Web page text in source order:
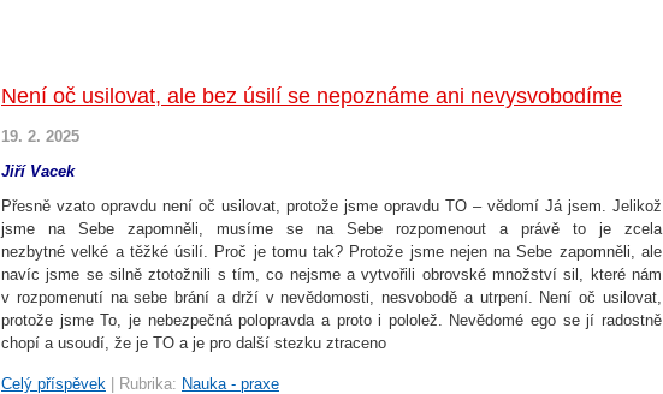
Není oč usilovat, ale bez úsilí se nepoznáme ani nevysvobodíme
19. 2. 2025
Jiří Vacek
Přesně vzato opravdu není oč usilovat, protože jsme opravdu TO – vědomí Já jsem. Jelikož
jsme na Sebe zapomněli, musíme se na Sebe rozpomenout a právě to je zcela
nezbytné velké a těžké úsilí. Proč je tomu tak? Protože jsme nejen na Sebe zapomněli, ale
navíc jsme se silně ztotožnili s tím, co nejsme a vytvořili obrovské množství sil, které nám
v rozpomenutí na sebe brání a drží v nevědomosti, nesvobodě a utrpení. Není oč usilovat,
protože jsme To, je nebezpečná polopravda a proto i pololež. Nevědomé ego se jí radostně
chopí a usoudí, že je TO a je pro další stezku ztraceno
Celý příspěvek Rubrika: Nauka - praxe